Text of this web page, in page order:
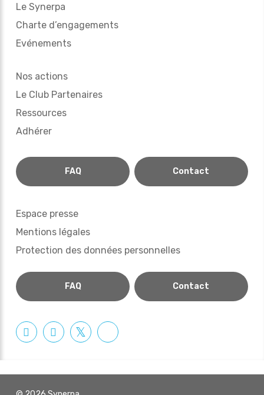
Le Synerpa
Charte d’engagements
Evénements
Nos actions
Le Club Partenaires
Ressources
Adhérer
FAQ Contact
Espace presse
Mentions légales
Protection des données personnelles
FAQ Contact